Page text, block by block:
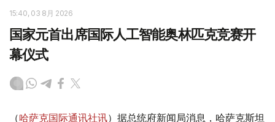
15:40, 03 8月 2026
国家元首出席国际人工智能奥林匹克竞赛开
幕仪式
（哈萨克国际通讯社讯）据总统府新闻局消息，哈萨克斯坦